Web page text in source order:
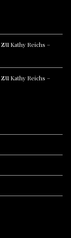
zu Kathy Reichs –
zu Kathy Reichs –